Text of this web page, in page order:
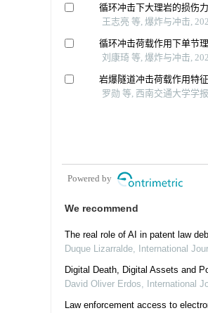
循环冲击下大理岩的损伤
王志亮 等, 爆炸与冲击,
循环冲击荷载作用下单节
刘康琦 等, 爆炸与冲击,
岩爆隧道冲击荷载作用特
罗勋 等, 西南交通大学学
Powered by
We recommend
The real role of AI in patent law
Duque Lizarralde, International
Digital Death, Digital Assets and
David Oliver Erdos,
International
Law enforcement access to